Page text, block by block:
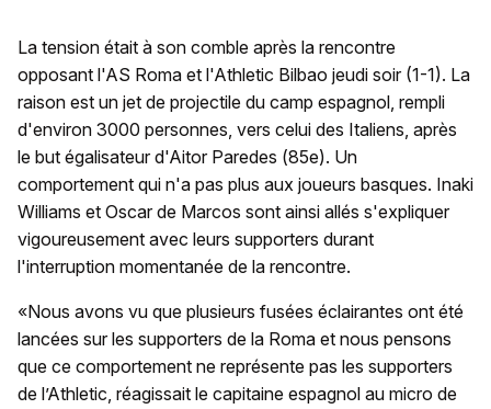
La tension était à son comble après la rencontre
opposant l'AS Roma et l'Athletic Bilbao jeudi soir (1-1). La
raison est un jet de projectile du camp espagnol, rempli
d'environ 3000 personnes, vers celui des Italiens, après
le but égalisateur d'Aitor Paredes (85e). Un
comportement qui n'a pas plus aux joueurs basques. Inaki
Williams et Oscar de Marcos sont ainsi allés s'expliquer
vigoureusement avec leurs supporters durant
l'interruption momentanée de la rencontre.
«Nous avons vu que plusieurs fusées éclairantes ont été
lancées sur les supporters de la Roma et nous pensons
que ce comportement ne représente pas les supporters
de l’Athletic, réagissait le capitaine espagnol au micro de